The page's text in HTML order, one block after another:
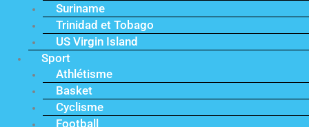
Suriname
Trinidad et Tobago
US Virgin Island
Sport
Athlétisme
Basket
Cyclisme
Football